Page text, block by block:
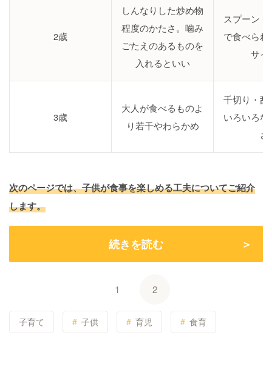
2歳
しんなりした炒め物
程度のかたさ。噛み
ごたえのあるものを
入れるといい
スプーン
で食べら
サイ
3歳
大人が食べるものよ
り若干やわらかめ
千切り・乱
いろいろ
さ
次のページでは、子供が食事を楽しめる工夫についてご紹介
します。
続きを読む
1 2
子育て 子供 育児 食育